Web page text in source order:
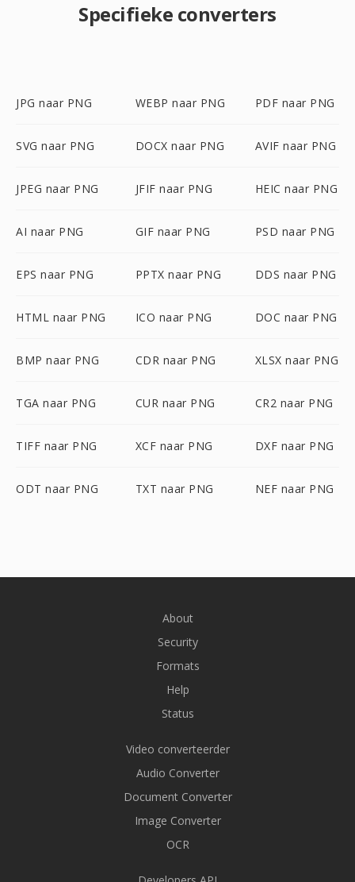
Specifieke converters
JPG naar PNG WEBP naar PNG PDF naar PNG
SVG naar PNG DOCX naar PNG AVIF naar PNG
JPEG naar PNG JFIF naar PNG HEIC naar PNG
AI naar PNG GIF naar PNG PSD naar PNG
EPS naar PNG PPTX naar PNG DDS naar PNG
HTML naar PNG ICO naar PNG DOC naar PNG
BMP naar PNG CDR naar PNG XLSX naar PNG
TGA naar PNG CUR naar PNG CR2 naar PNG
TIFF naar PNG XCF naar PNG DXF naar PNG
ODT naar PNG TXT naar PNG NEF naar PNG
About
Security
Formats
Help
Status
Video converteerder
Audio Converter
Document Converter
Image Converter
OCR